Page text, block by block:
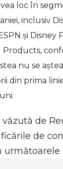
loc în
inclusiv
şi Disney
Products,
nu se
din prima
de
de
următoarele